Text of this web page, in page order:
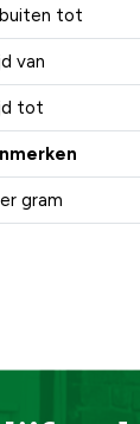
tot
van
tot
gram